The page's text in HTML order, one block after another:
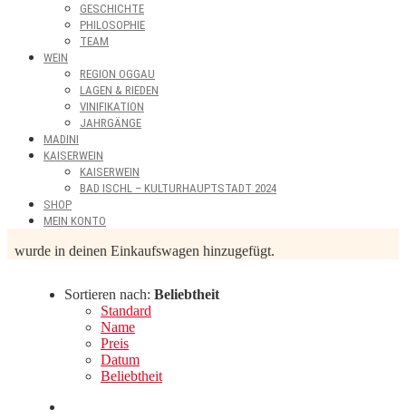
GESCHICHTE
PHILOSOPHIE
TEAM
WEIN
REGION OGGAU
LAGEN & RIEDEN
VINIFIKATION
JAHRGÄNGE
MADINI
KAISERWEIN
KAISERWEIN
BAD ISCHL – KULTURHAUPTSTADT 2024
SHOP
MEIN KONTO
wurde in deinen Einkaufswagen hinzugefügt.
Sortieren nach: Beliebtheit
Standard
Name
Preis
Datum
Beliebtheit